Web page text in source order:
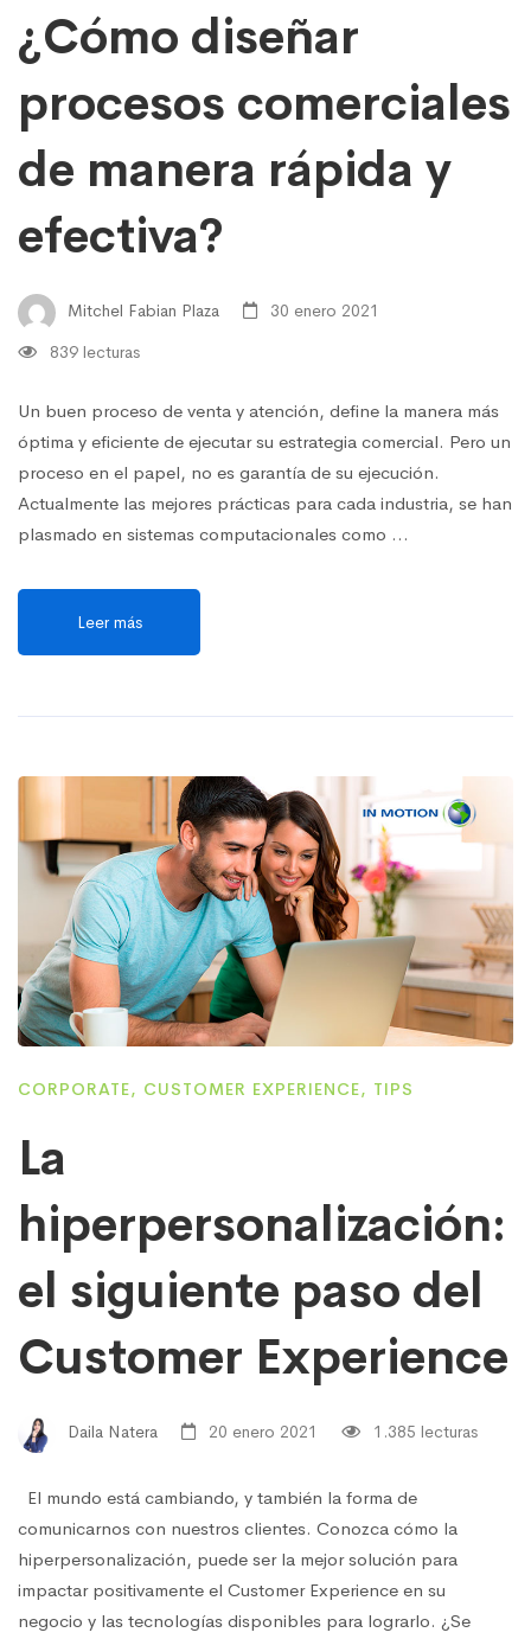
¿Cómo diseñar
procesos comerciales
de manera rápida y
efectiva?
Mitchel Fabian Plaza
30 enero 2021
839 lecturas
Un buen proceso de venta y atención, define la manera más
óptima y eficiente de ejecutar su estrategia comercial. Pero un
proceso en el papel, no es garantía de su ejecución.
Actualmente las mejores prácticas para cada industria, se han
plasmado en sistemas computacionales como …
Leer más
CORPORATE, CUSTOMER EXPERIENCE, TIPS
La
hiperpersonalización:
el siguiente paso del
Customer Experience
Daila Natera 20 enero 2021 1.385 lecturas
El mundo está cambiando, y también la forma de
comunicarnos con nuestros clientes. Conozca cómo la
hiperpersonalización, puede ser la mejor solución para
impactar positivamente el Customer Experience en su
negocio y las tecnologías disponibles para lograrlo. ¿Se